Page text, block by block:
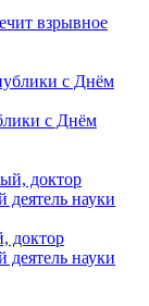
взрывное
с Днём
доктор
деятель науки